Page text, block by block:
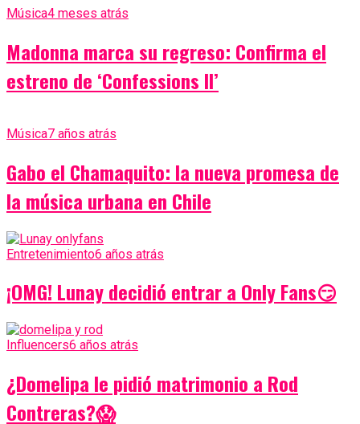
Música4 meses atrás
Madonna marca su regreso: Confirma el
estreno de ‘Confessions II’
Música7 años atrás
Gabo el Chamaquito: la nueva promesa de
la música urbana en Chile
Entretenimiento6 años atrás
¡OMG! Lunay decidió entrar a Only Fans😏
Influencers6 años atrás
¿Domelipa le pidió matrimonio a Rod
Contreras?😱